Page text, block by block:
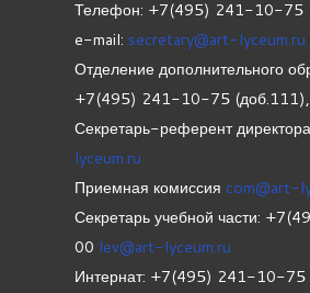
Телефон: +7(495) 241-10-75
e-mail: secretary@art-lyceum.ru
Отделение дополнительного
+7(495) 241-10-75
Секретарь-референт
lyceum.ru
Приемная комиссия com@art-
Секретарь учебной части:
00 lev@art-lyceum.ru
Интернат: +7(495) 241-10-75